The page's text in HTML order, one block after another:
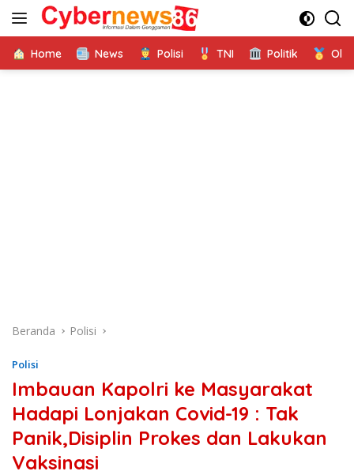
Langsung
Home News Polisi TNI Politik
Beranda Polisi
Polisi
Imbauan Kapolri ke Masyarakat
Hadapi Lonjakan Covid-19 : Tak
Panik,Disiplin Prokes dan Lakukan
Vaksinasi